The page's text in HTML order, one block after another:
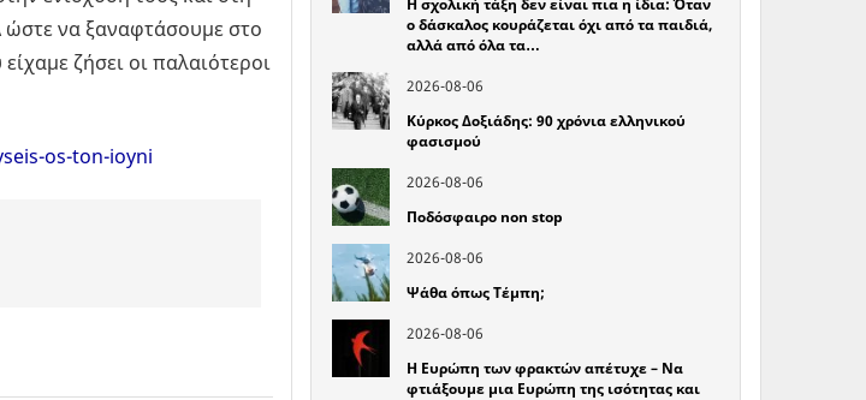
να ξα­να­φτά­σου­µε στο
ζήσει οι πα­λαιό­τε­ροι
os-ton-ioyni
ο δάσκαλος κουράζεται όχι από τα παιδιά,
αλλά από όλα τα…
2026-08-06
Κύρκος Δοξιάδης: 90 χρόνια ελληνικού
φασισμού
2026-08-06
Ποδόσφαιρο non stop
2026-08-06
Ψάθα όπως Τέμπη;
2026-08-06
Η Ευρώπη των φρακτών απέτυχε – Να
φτιάξουμε μια Ευρώπη της ισότητας και